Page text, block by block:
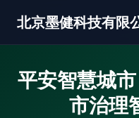
北京墨健科技有限
平安智慧城
市治理